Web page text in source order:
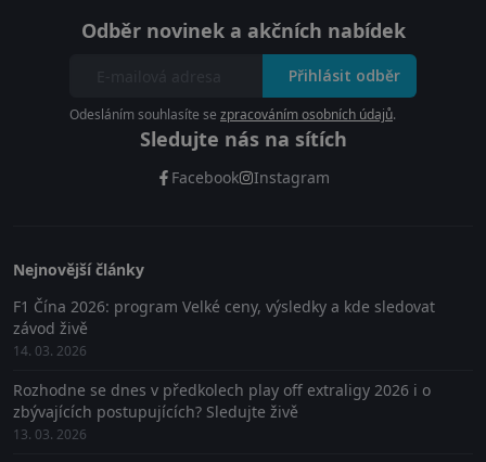
Odběr novinek a akčních nabídek
Přihlásit odběr
Odesláním souhlasíte se zpracováním osobních údajů.
Sledujte nás na sítích
Facebook Instagram
Nejnovější články
F1 Čína 2026: program Velké ceny, výsledky a kde sledovat
závod živě
14. 03. 2026
Rozhodne se dnes v předkolech play off extraligy 2026 i o
zbývajících postupujících? Sledujte živě
13. 03. 2026